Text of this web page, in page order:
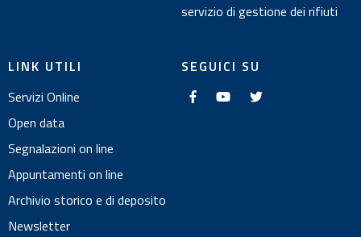
servizio di gestione dei rifiuti
LINK UTILI
Servizi Online
Open data
Segnalazioni on line
Appuntamenti on line
Archivio storico e di deposito
Newsletter
SEGUICI SU
t
w